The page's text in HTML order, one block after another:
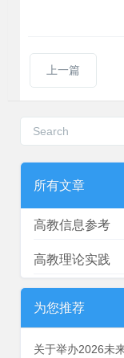
上一篇
所有文章
高教信息参考
高教理论实践
为您推荐
关于举办2026未